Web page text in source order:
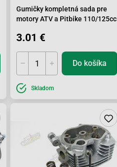
Gumičky kompletná sada pre
motory ATV a Pitbike 110/125cc
3.01 €
Do košíka
Skladom